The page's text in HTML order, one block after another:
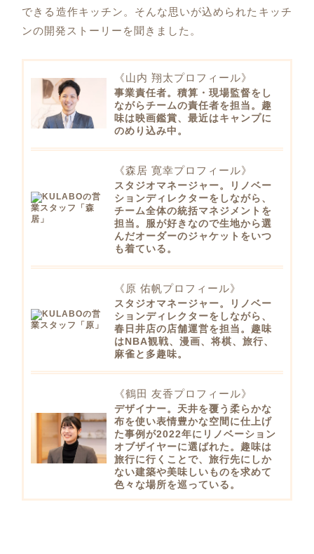
できる造作キッチン。そんな思いが込められたキッチ
ンの開発ストーリーを聞きました。
《山内 翔太プロフィール》
事業責任者。積算・現場監督をし
ながらチームの責任者を担当。趣
味は映画鑑賞、最近はキャンプに
のめり込み中。
《森居 寛幸プロフィール》
スタジオマネージャー。リノベー
ションディレクターをしながら、
チーム全体の統括マネジメントを
担当。服が好きなので生地から選
んだオーダーのジャケットをいつ
も着ている。
《原 佑帆プロフィール》
スタジオマネージャー。リノベー
ションディレクターをしながら、
春日井店の店舗運営を担当。趣味
はNBA観戦、漫画、将棋、旅行、
麻雀と多趣味。
《鶴田 友香プロフィール》
デザイナー。天井を覆う柔らかな
布を使い表情豊かな空間に仕上げ
た事例が2022年にリノベーション
オブザイヤーに選ばれた。趣味は
旅行に行くことで、旅行先にしか
ない建築や美味しいものを求めて
色々な場所を巡っている。